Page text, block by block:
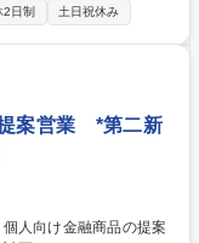
資産形成・運用のため
留まらず、専門部署と
なソリューションの提
できるため、お客さま
ではのやりがいを感じ
日制 土日祝休み
提案営業 *第二新